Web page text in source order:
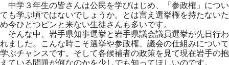
中学３年生の皆さんは公民を学びはじめ、「参政権」につい
ても学ぶ頃ではないでしょうか。とは言え選挙権を持たないた
め今ひとつピンと来ない生徒さんも多いです。
そんな中、岩手県知事選挙と岩手県議会議員選挙が先日行わ
れました。こんな時こそ選挙や参政権、議会の仕組みについて
学ぶチャンスです。そして各候補者の政策を見て現在岩手の抱
えている問題が何なのかを少しでも知ってほしいのです。